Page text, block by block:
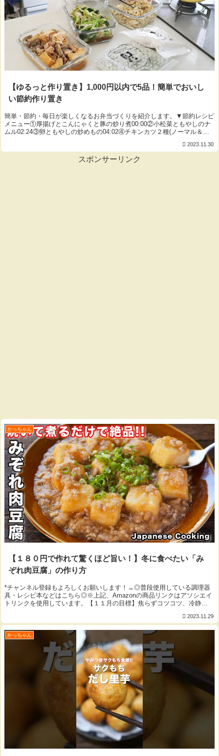
【ゆるっと作り置き】1,000円以内で5品！簡単でおいし
い節約作り置き
簡単・節約・毎日が楽しくなるお弁当づくりを紹介します。▼節約レシピ
メニュー①厚揚げとこんにゃくと豚の炒り煮00:00②小松菜ともやしのナ
ムル02:24③卵ともやしの炒めもの04:02④チキンカツ２種(ノーマル＆磯
2023.11.30
スポンサーリンク
かっちゃん
【１８０円で作れて驚くほど旨い！】冬に食べたい「み
ぞれ肉豆腐」の作り方
*チャンネル登録もよろしくお願いします！→◎普段使用している調理器
具・レシピ本などはこちら◎※上記、Amazonの商品リンクはアソシエイ
トリンクを使用しています。【１１月の目標】焦らずコツコツ、冷静
2023.11.29
かっちゃん